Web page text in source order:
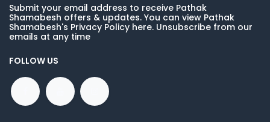
Submit your email address to receive Pathak
Shamabesh offers & updates. You can view Pathak
Shamabesh's Privacy Policy here. Unsubscribe from our
emails at any time
FOLLOW US